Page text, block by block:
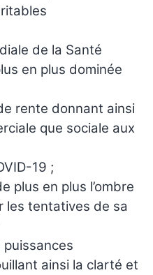
de la Santé
en plus dominée
rente donnant ainsi
que sociale aux
19 ;
plus en plus l’ombre
les tentatives de sa
ainsi la clarté et